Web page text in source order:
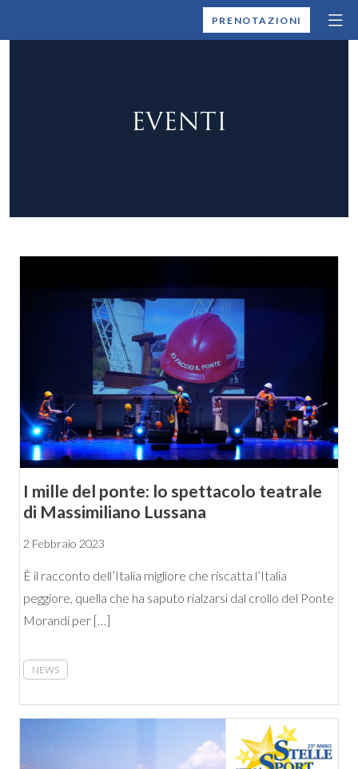
MONTALLEGROPRENOTAZIONI
EVENTI
I mille del ponte: lo spettacolo teatrale
di Massimiliano Lussana
2 Febbraio 2023
È il racconto dell’Italia migliore che riscatta l’Italia
peggiore, quella che ha saputo rialzarsi dal crollo del Ponte
Morandi per […]
NEWS